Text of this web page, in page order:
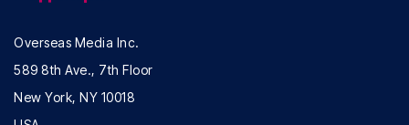
Overseas Media Inc.
589 8th Ave., 7th Floor
New York, NY 10018